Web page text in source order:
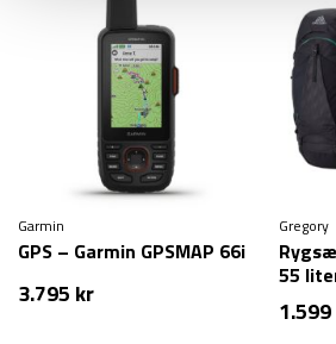
Garmin
GPS – Garmin GPSMAP 66i
3.795 kr
Gregory
55
1.599